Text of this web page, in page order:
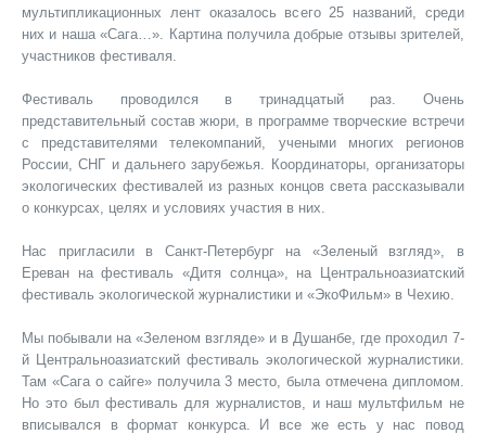
мультипликационных лент оказалось всего 25 названий, среди
них и наша «Сага…». Картина получила добрые отзывы зрителей,
участников фестиваля.
Фестиваль проводился в тринадцатый раз. Очень
представительный состав жюри, в программе творческие встречи
с представителями телекомпаний, учеными многих регионов
России, СНГ и дальнего зарубежья. Координаторы, организаторы
экологических фестивалей из разных концов света рассказывали
о конкурсах, целях и условиях участия в них.
Нас пригласили в Санкт-Петербург на «Зеленый взгляд», в
Ереван на фестиваль «Дитя солнца», на Центральноазиатский
фестиваль экологической журналистики и «ЭкоФильм» в Чехию.
Мы побывали на «Зеленом взгляде» и в Душанбе, где проходил 7-
й Центральноазиатский фестиваль экологической журналистики.
Там «Сага о сайге» получила 3 место, была отмечена дипломом.
Но это был фестиваль для журналистов, и наш мультфильм не
вписывался в формат конкурса. И все же есть у нас повод